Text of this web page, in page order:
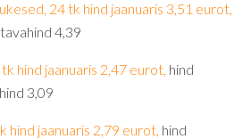
24 tk hind jaanuaris 3,51 eurot,
4,39
hind jaanuaris 2,47 eurot, hind
3,09
hind jaanuaris 2,79 eurot, hind